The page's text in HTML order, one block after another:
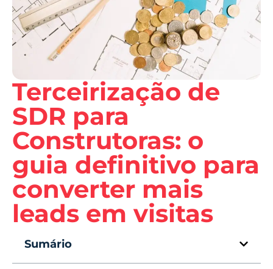
Terceirização de
SDR para
Construtoras: o
guia definitivo para
converter mais
leads em visitas
Sumário